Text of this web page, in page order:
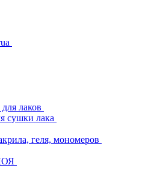
лаков
лака
геля, мономеров